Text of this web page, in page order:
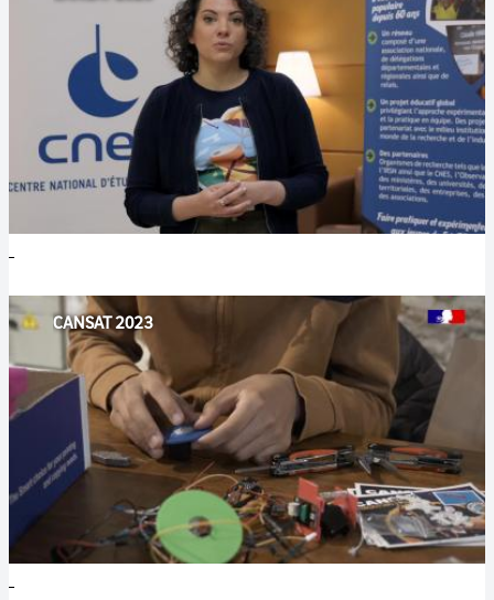
CANSAT 2023